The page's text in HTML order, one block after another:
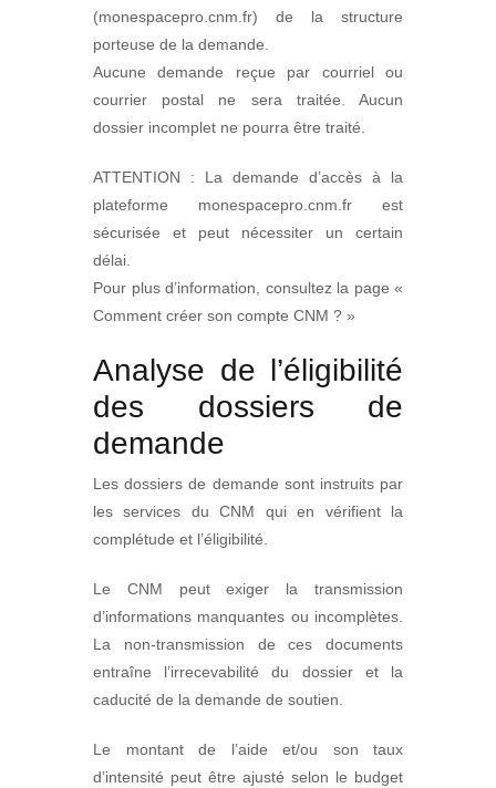
(monespacepro.cnm.fr) de la structure
porteuse de la demande.
Aucune demande reçue par courriel ou
courrier postal ne sera traitée. Aucun
dossier incomplet ne pourra être traité.
ATTENTION : La demande d’accès à la
plateforme monespacepro.cnm.fr est
sécurisée et peut nécessiter un certain
délai.
Pour plus d’information, consultez la page «
Comment créer son compte CNM ? »
Analyse de l’éligibilité
des dossiers de
demande
Les dossiers de demande sont instruits par
les services du CNM qui en vérifient la
complétude et l’éligibilité.
Le CNM peut exiger la transmission
d’informations manquantes ou incomplètes.
La non-transmission de ces documents
entraîne l’irrecevabilité du dossier et la
caducité de la demande de soutien.
Le montant de l’aide et/ou son taux
d’intensité peut être ajusté selon le budget